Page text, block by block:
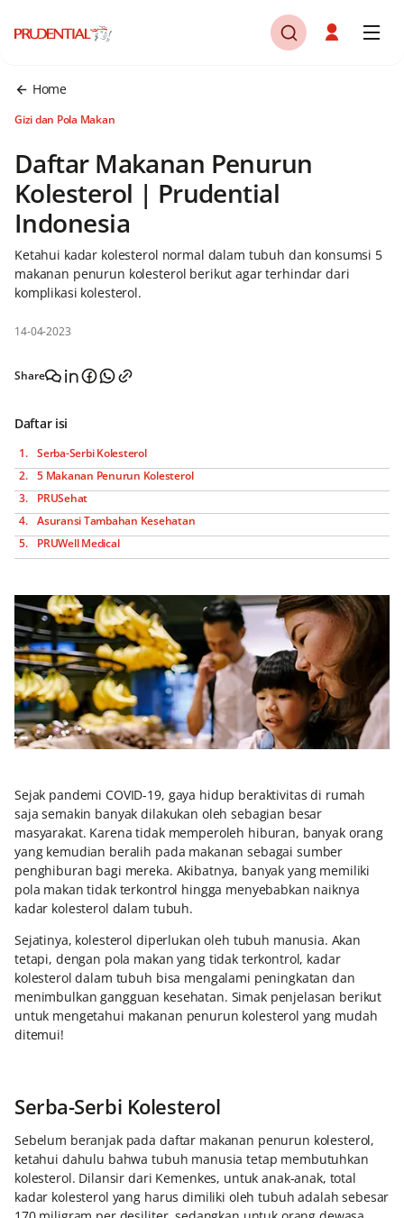
Home
Gizi dan Pola Makan
Daftar Makanan Penurun
Kolesterol | Prudential
Indonesia
Ketahui kadar kolesterol normal dalam tubuh dan konsumsi 5
makanan penurun kolesterol berikut agar terhindar dari
komplikasi kolesterol.
14-04-2023
Share
Daftar isi
Serba-Serbi Kolesterol
5 Makanan Penurun Kolesterol
PRUSehat
Asuransi Tambahan Kesehatan
PRUWell Medical
Sejak pandemi COVID-19, gaya hidup beraktivitas di rumah
saja semakin banyak dilakukan oleh sebagian besar
masyarakat. Karena tidak memperoleh hiburan, banyak orang
yang kemudian beralih pada makanan sebagai sumber
penghiburan bagi mereka. Akibatnya, banyak yang memiliki
pola makan tidak terkontrol hingga menyebabkan naiknya
kadar kolesterol dalam tubuh.
Sejatinya, kolesterol diperlukan oleh tubuh manusia. Akan
tetapi, dengan pola makan yang tidak terkontrol, kadar
kolesterol dalam tubuh bisa mengalami peningkatan dan
menimbulkan gangguan kesehatan. Simak penjelasan berikut
untuk mengetahui makanan penurun kolesterol yang mudah
ditemui!
Serba-Serbi Kolesterol
Sebelum beranjak pada daftar makanan penurun kolesterol,
ketahui dahulu bahwa tubuh manusia tetap membutuhkan
kolesterol. Dilansir dari Kemenkes, untuk anak-anak, total
kadar kolesterol yang harus dimiliki oleh tubuh adalah sebesar